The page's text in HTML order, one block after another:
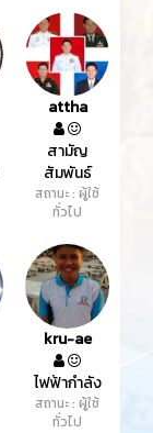
attha
สามัญ
สัมพันธ์
สถานะ : ผู้ใช้
ทั่วไป
kru-ae
ไฟฟ้ากำลัง
สถานะ : ผู้ใช้
ทั่วไป